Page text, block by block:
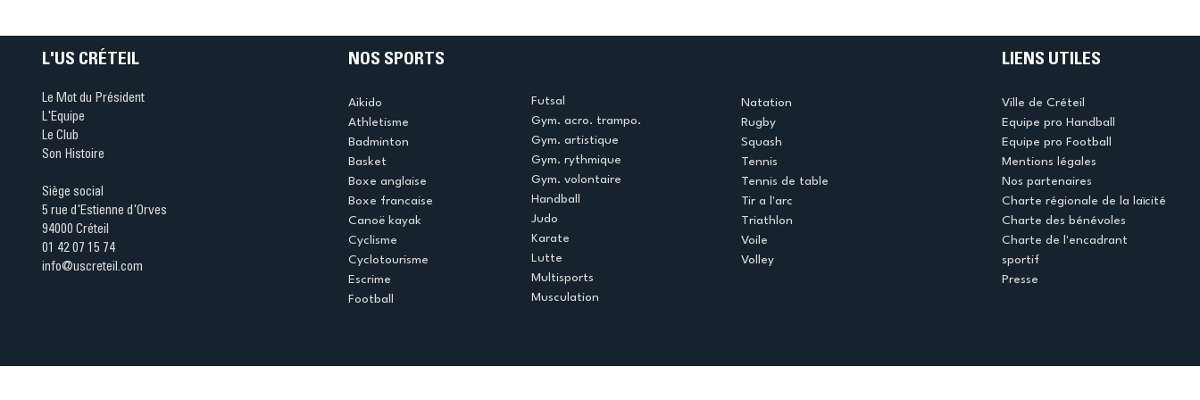
L'US CRÉTEIL
Le Mot du Président
L'Equipe
Le Club
Son Histoire
Siège social
5 rue d'Estienne d'Orves
94000 Créteil
01 42 07 15 74
info@uscreteil.com
NOS SPORTS
Aikido
Athletisme
Badminton
Basket
Boxe anglaise
Boxe francaise
Canoë kayak
Cyclisme
Cyclotourisme
Escrime
Football
Futsal
Gym. acro. trampo.
Gym. artistique
Gym. rythmique
Gym. volontaire
Handball
Judo
Karate
Lutte
Multisports
Musculation
Natation
Rugby
Squash
Tennis
Tennis de table
Tir a l'arc
Triathlon
Voile
Volley
LIENS UTILES
Ville de Créteil
Equipe pro Handball
Equipe pro Football
Mentions légales
Nos partenaires
Charte régionale de la laïcité
Charte des bénévoles
Charte de l'encadrant
sportif
Presse